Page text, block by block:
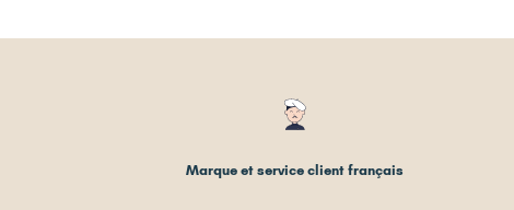
Marque et service client français